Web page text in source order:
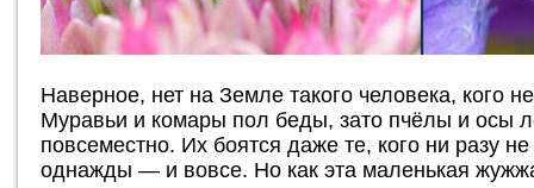
Наверное, нет на Земле такого человека, кого
Муравьи и комары пол беды, зато пчёлы и осы
повсеместно. Их боятся даже те, кого ни разу
однажды — и вовсе. Но как эта маленькая